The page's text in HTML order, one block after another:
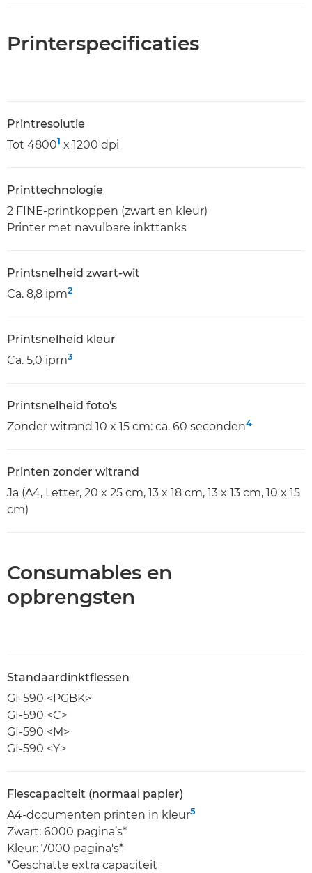
Printerspecificaties
Printresolutie
Tot 48001 x 1200 dpi
Printtechnologie
2 FINE-printkoppen (zwart en kleur)
Printer met navulbare inkttanks
Printsnelheid zwart-wit
Ca. 8,8 ipm2
Printsnelheid kleur
Ca. 5,0 ipm3
Printsnelheid foto's
Zonder witrand 10 x 15 cm: ca. 60 seconden4
Printen zonder witrand
Ja (A4, Letter, 20 x 25 cm, 13 x 18 cm, 13 x 13 cm, 10 x 15
cm)
Consumables en
opbrengsten
Standaardinktflessen
GI-590 <PGBK>
GI-590 <C>
GI-590 <M>
GI-590 <Y>
Flescapaciteit (normaal papier)
A4-documenten printen in kleur5
Zwart: 6000 pagina’s*
Kleur: 7000 pagina's*
*Geschatte extra capaciteit